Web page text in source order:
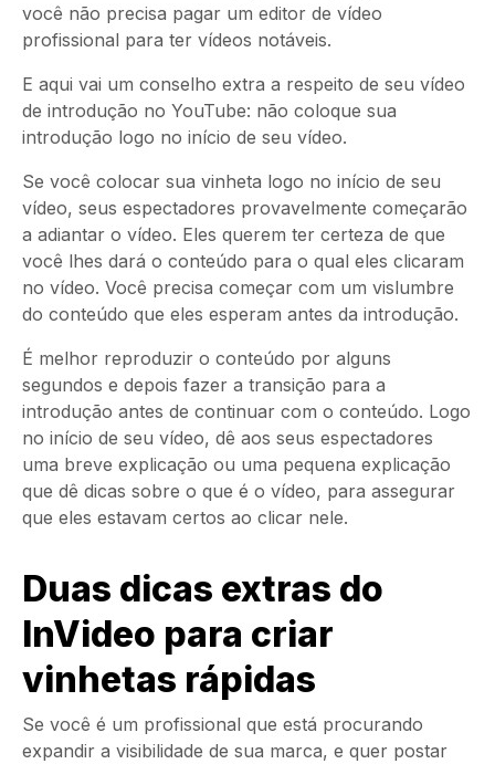
você não precisa pagar um editor de vídeo
profissional para ter vídeos notáveis.
E aqui vai um conselho extra a respeito de seu vídeo
de introdução no YouTube: não coloque sua
introdução logo no início de seu vídeo.
Se você colocar sua vinheta logo no início de seu
vídeo, seus espectadores provavelmente começarão
a adiantar o vídeo. Eles querem ter certeza de que
você lhes dará o conteúdo para o qual eles clicaram
no vídeo. Você precisa começar com um vislumbre
do conteúdo que eles esperam antes da introdução.
É melhor reproduzir o conteúdo por alguns
segundos e depois fazer a transição para a
introdução antes de continuar com o conteúdo. Logo
no início de seu vídeo, dê aos seus espectadores
uma breve explicação ou uma pequena explicação
que dê dicas sobre o que é o vídeo, para assegurar
que eles estavam certos ao clicar nele.
Duas dicas extras do
InVideo para criar
vinhetas rápidas
Se você é um profissional que está procurando
expandir a visibilidade de sua marca, e quer postar